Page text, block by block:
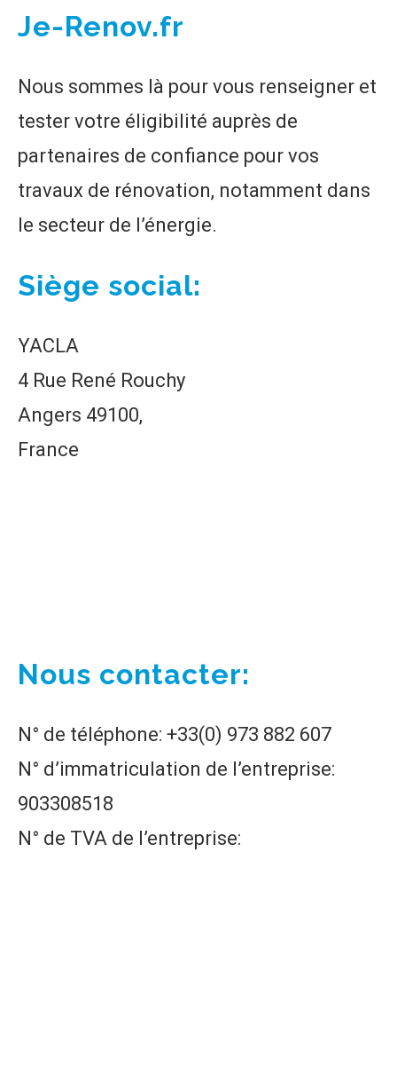
Je-Renov.fr
Nous sommes là pour vous renseigner et
tester votre éligibilité auprès de
partenaires de confiance pour vos
travaux de rénovation, notamment dans
le secteur de l’énergie.
Siège social:
YACLA
4 Rue René Rouchy
Angers 49100,
France
Nous contacter:
N° de téléphone: +33(0) 973 882 607
N° d’immatriculation de l’entreprise:
903308518
N° de TVA de l’entreprise: